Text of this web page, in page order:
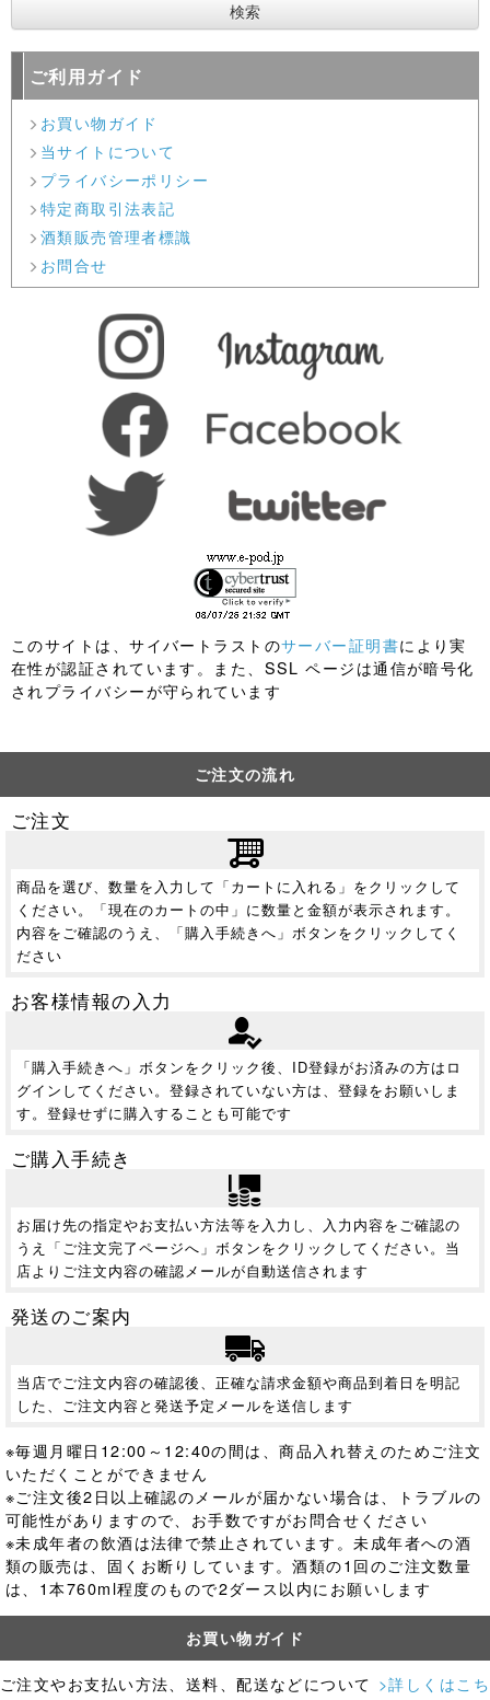
ご利用ガイド
お買い物ガイド
当サイトについて
プライバシーポリシー
特定商取引法表記
酒類販売管理者標識
お問合せ
このサイトは、サイバートラストのサーバー証明書により実
在性が認証されています。また、SSL ページは通信が暗号化
されプライバシーが守られています
ご注文の流れ
ご注文
商品を選び、数量を入力して「カートに入れる」をクリックして
ください。「現在のカートの中」に数量と金額が表示されます。
内容をご確認のうえ、「購入手続きへ」ボタンをクリックしてく
ださい
お客様情報の入力
「購入手続きへ」ボタンをクリック後、ID登録がお済みの方はロ
グインしてください。登録されていない方は、登録をお願いしま
す。登録せずに購入することも可能です
ご購入手続き
お届け先の指定やお支払い方法等を入力し、入力内容をご確認の
うえ「ご注文完了ページへ」ボタンをクリックしてください。当
店よりご注文内容の確認メールが自動送信されます
発送のご案内
当店でご注文内容の確認後、正確な請求金額や商品到着日を明記
した、ご注文内容と発送予定メールを送信します
※毎週月曜日12:00～12:40の間は、商品入れ替えのためご注文
いただくことができません
※ご注文後2日以上確認のメールが届かない場合は、トラブルの
可能性がありますので、お手数ですがお問合せください
※未成年者の飲酒は法律で禁止されています。未成年者への酒
類の販売は、固くお断りしています。酒類の1回のご注文数量
は、1本760ml程度のもので2ダース以内にお願いします
お買い物ガイド
ご注文やお支払い方法、送料、配送などについて >詳しくはこち